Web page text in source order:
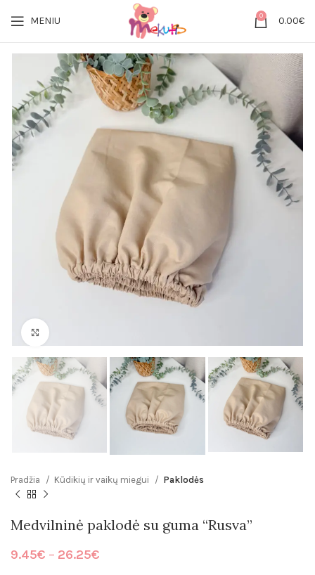
MENIU 0 0.00€
Pradžia Kūdikių ir vaikų miegui Paklodės
Medvilninė paklodė su guma “Rusva”
9.45€ – 26.25€